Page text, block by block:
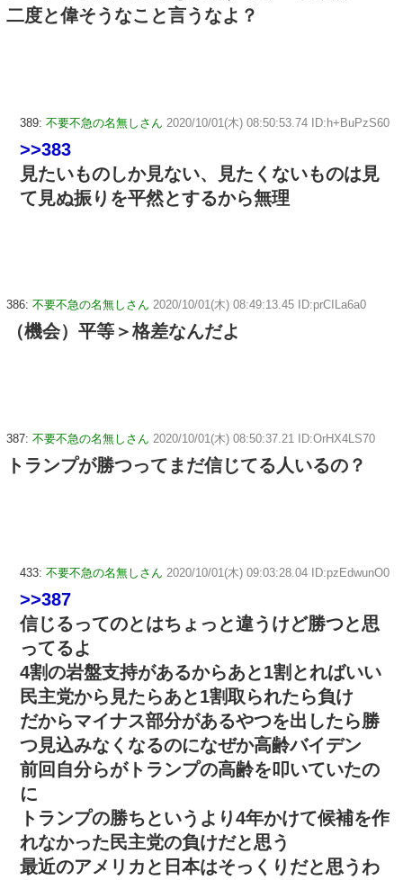
二度と偉そうなこと言うなよ？
389: 不要不急の名無しさん 2020/10/01(木) 08:50:53.74 ID:h+BuPzS60
>>383
見たいものしか見ない、見たくないものは見
て見ぬ振りを平然とするから無理
386: 不要不急の名無しさん 2020/10/01(木) 08:49:13.45 ID:prCILa6a0
（機会）平等＞格差なんだよ
387: 不要不急の名無しさん 2020/10/01(木) 08:50:37.21 ID:OrHX4LS70
トランプが勝つってまだ信じてる人いるの？
433: 不要不急の名無しさん 2020/10/01(木) 09:03:28.04 ID:pzEdwunO0
>>387
信じるってのとはちょっと違うけど勝つと思
ってるよ
4割の岩盤支持があるからあと1割とればいい
民主党から見たらあと1割取られたら負け
だからマイナス部分があるやつを出したら勝
つ見込みなくなるのになぜか高齢バイデン
前回自分らがトランプの高齢を叩いていたの
に
トランプの勝ちというより4年かけて候補を作
れなかった民主党の負けだと思う
最近のアメリカと日本はそっくりだと思うわ